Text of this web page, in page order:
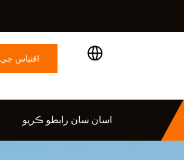
اقتباس جي
اسان سان رابطو ڪريو